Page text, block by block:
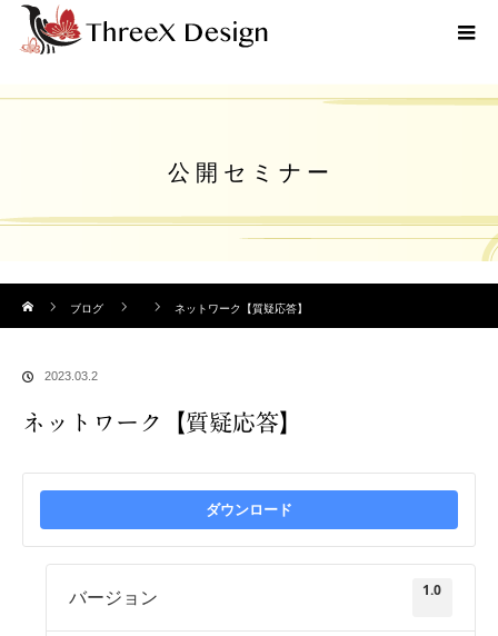
公 開 セ ミ ナ ー
ブログ
ネットワーク【質疑応答】
2023.03.2
ネットワーク【質疑応答】
ダウンロード
バージョン 1.0